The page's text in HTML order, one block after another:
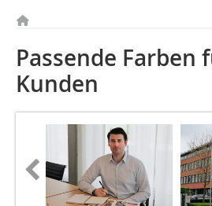
Passende Farben
Kunden